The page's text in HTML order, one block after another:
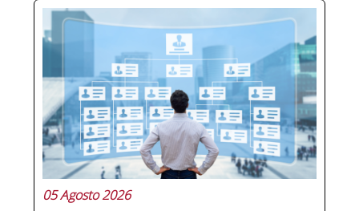
05 Agosto 2026